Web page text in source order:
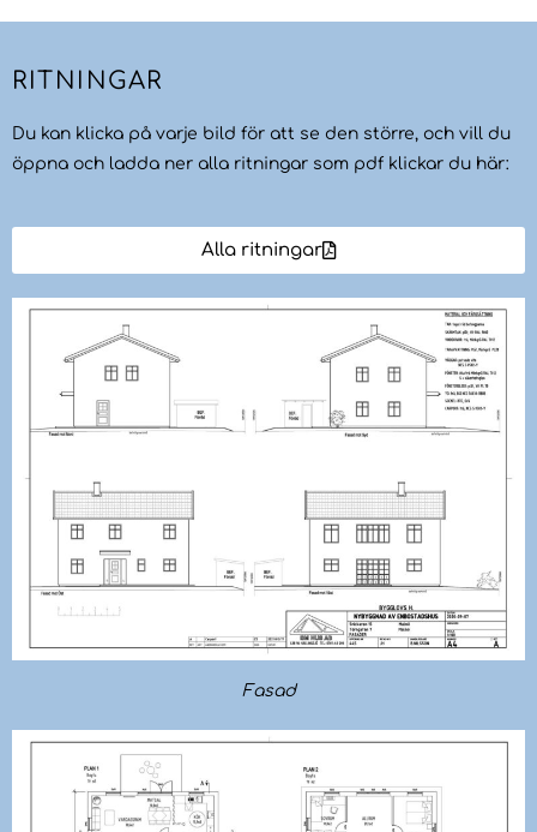
RITNINGAR
Du kan klicka på varje bild för att se den större, och vill du
öppna och ladda ner alla ritningar som pdf klickar du här:
Alla ritningar
Fasad